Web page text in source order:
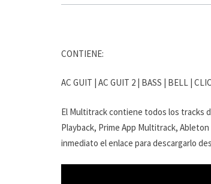
CONTIENE:
AC GUIT | AC GUIT 2 | BASS | BELL |
El Multitrack contiene todos los tracks
Playback, Prime App Multitrack,
inmediato el enlace para descargarlo